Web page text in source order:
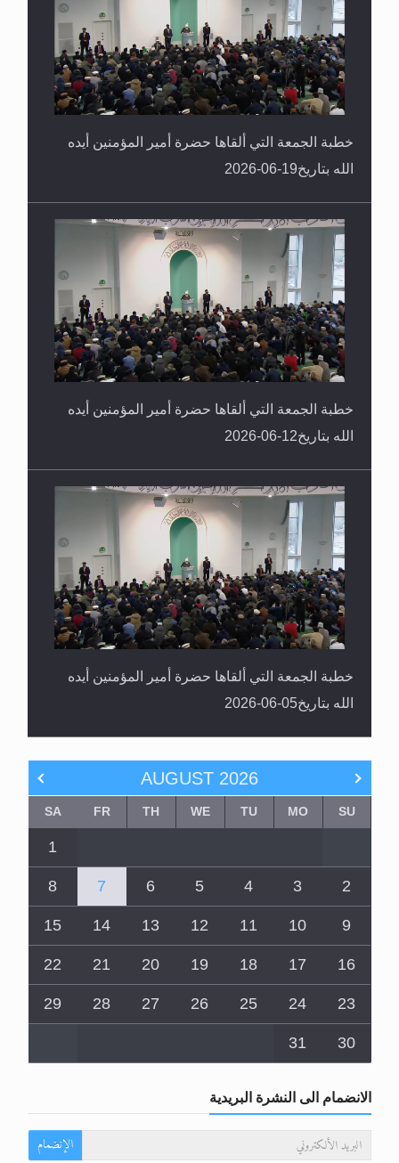
خطبة الجمعة التي ألقاها حضرة أمير المؤمنين أيده
الله بتاريخ19-06-2026
خطبة الجمعة التي ألقاها حضرة أمير المؤمنين أيده
الله بتاريخ12-06-2026
خطبة الجمعة التي ألقاها حضرة أمير المؤمنين أيده
الله بتاريخ05-06-2026
AUGUST 2026
SU
MO
TU
WE
TH
FR
SA
1
2
3
4
5
6
7
8
9
10
11
12
13
14
15
16
17
18
19
20
21
22
23
24
25
26
27
28
29
30
31
الانضمام الى النشرة البريدية
الإنضمام